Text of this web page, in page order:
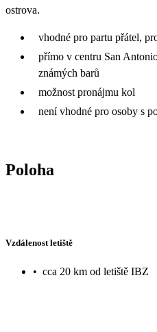
ostrova.
vhodné pro partu přátel,
přímo v centru San
známých barů
možnost pronájmu kol
není vhodné pro osoby s
Poloha
Vzdálenost letiště
• cca 20 km od letiště IBZ